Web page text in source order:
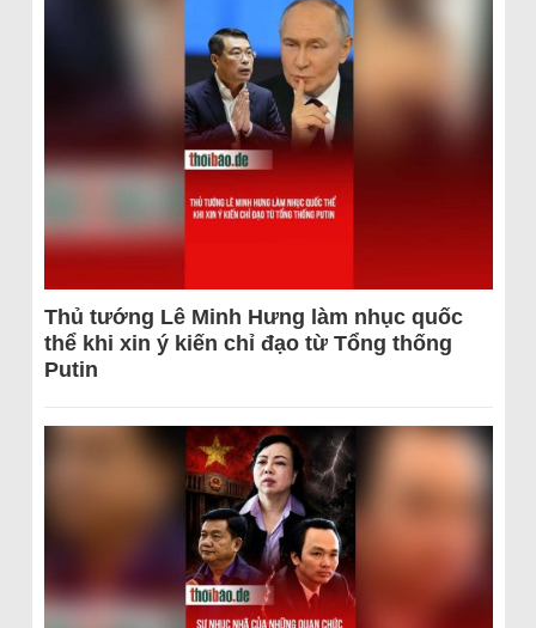
Thủ tướng Lê Minh Hưng làm nhục quốc
thể khi xin ý kiến chỉ đạo từ Tổng thống
Putin